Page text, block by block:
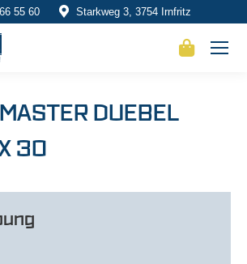
55 60 Starkweg 3, 3754 Irnfritz
DUEBEL
30